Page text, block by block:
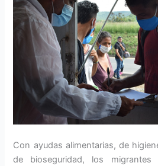
Con ayudas alimentarias, de
de bioseguridad, los migrantes